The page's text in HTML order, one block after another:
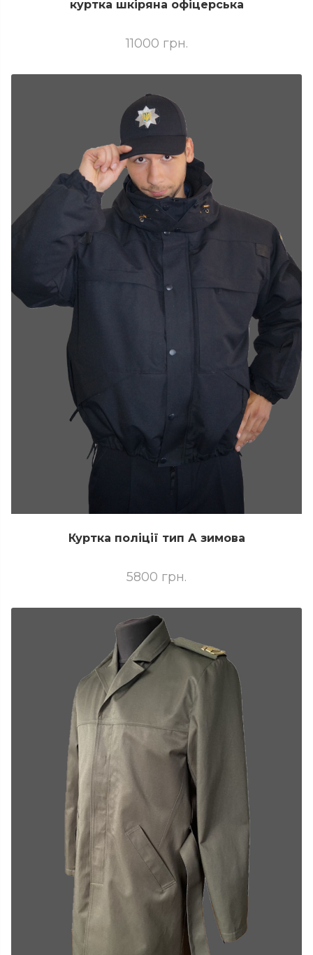
куртка шкіряна офіцерська
11000 грн.
Куртка поліції тип А зимова
5800 грн.